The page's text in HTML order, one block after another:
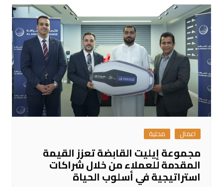
اعمال محلية
مجموعة إيليت القابضة تعزز القيمة
المقدمة للعملاء من خلال شراكات
استراتيجية في أسلوب الحياة